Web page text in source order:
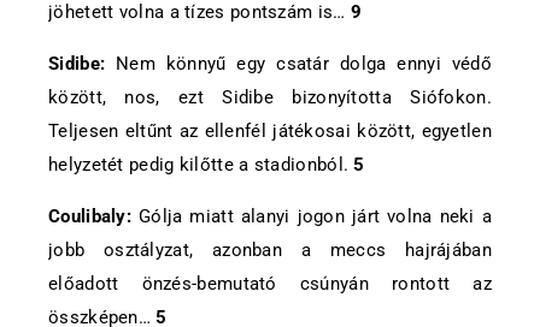
jöhetett volna a tízes pontszám is… 9
Sidibe: Nem könnyű egy csatár dolga ennyi védő
között, nos, ezt Sidibe bizonyította Siófokon.
Teljesen eltűnt az ellenfél játékosai között, egyetlen
helyzetét pedig kilőtte a stadionból.5
Coulibaly: Gólja miatt alanyi jogon járt volna neki a
jobb osztályzat, azonban a meccs hajrájában
előadott önzés-bemutató csúnyán rontott az
összképen…5